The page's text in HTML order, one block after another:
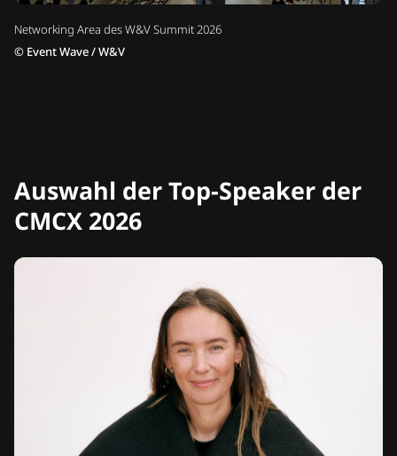
Networking Area des W&V Summit 2026
© Event Wave / W&V
Auswahl der Top-Speaker der
CMCX 2026